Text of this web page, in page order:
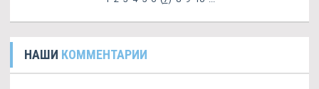
НАШИ КОММЕНТАРИИ